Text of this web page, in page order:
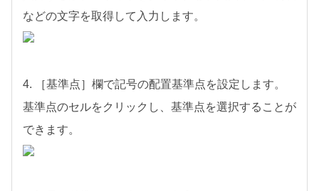
などの文字を取得して入力します。
4. ［基準点］欄で記号の配置基準点を設定します。
基準点のセルをクリックし、基準点を選択することが
できます。